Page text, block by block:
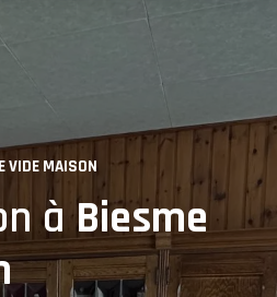
VIDE MAISON
àBiesme
Maison à
Thuin